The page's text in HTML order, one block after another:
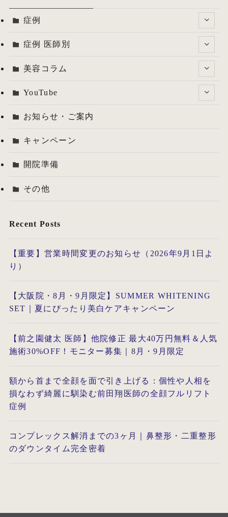
症例
症例 医師別
美容コラム
YouTube
お知らせ・ご案内
キャンペーン
開院準備
その他
Recent Posts
【重要】営業時間変更のお知らせ（2026年9月1日よ
り）
【大阪院・8月・9月限定】SUMMER WHITENING
SET｜夏にぴったり美白ケアキャンペーン
【前之園健太 医師】他院修正 最大40万円無料＆人気
施術30%OFF！モニター募集｜8月・9月限定
額から首まで全顔を面で引き上げる：個性や人相を
損なわず綺麗に馴染む前田翔医師の全顔フルリフト
症例
コンプレックス解消までの3ヶ月｜鼻整形・二重整形
のダウンタイム完全密着